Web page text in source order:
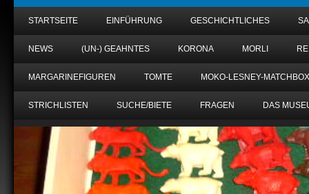
STARTSEITE EINFÜHRUNG GESCHICHTLICHES
NEWS (UN-) GEAHNTES KORONA MORLI
MARGARINEFIGUREN TOMTE MOKO-LESNEY-MATCHBOX
STRICHLISTEN SUCHE/BIETE FRAGEN DAS